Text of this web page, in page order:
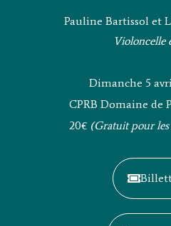
Pauline Bartissol et
Violoncelle
Dimanche 5
CPRB Domaine de
20€ (Gratuit pour les